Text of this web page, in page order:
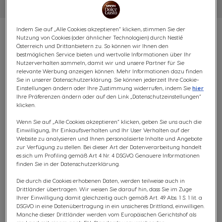
VORTEILSPACK DALLMAYR
PRODOMO - 96 KAPSELN
RAFFINIERT & BLUMIG
(0)
KAPSELN:x96
Kapsel-Symbol
Beginne deinen Tag mit dem einzigartigen Geschmack
unseres Dallmayr Prodomo. Lass dich vom vollmundigen,
leicht blumigen Aroma der feinen Arabica-Bohnen aus
dem Hochland begeistern.
Indem Sie auf „Alle Cookies akzeptieren“ klicken, stimmen Sie der
Nutzung von Cookies (oder ähnlicher Technologien) durch Nestlé
Österreich und Drittanbietern zu. So können wir Ihnen den
bestmöglichen Service bieten und wertvolle Informationen über Ihr
Nutzerverhalten sammeln, damit wir und unsere Partner für Sie
relevante Werbung anzeigen können. Mehr Informationen dazu finden
Sie in unserer Datenschutzerklärung. Sie können jederzeit Ihre Cookie-
Einstellungen ändern oder Ihre Zustimmung widerrufen, indem Siehier
Ihre Präferenzen ändern oder auf den Link „Datenschutzeinstellungen“
klicken.
Wenn Sie auf „Alle Cookies akzeptieren“ klicken, geben Sie uns auch die
Einwilligung, Ihr Einkaufsverhalten und Ihr User Verhalten auf der
Website zu analysieren und Ihnen personalisierte Inhalte und Angebote
zur Verfügung zu stellen. Bei dieser Art der Datenverarbeitung handelt
es sich um Profiling gemäß Art 4 Nr. 4 DSGVO. Genauere Informationen
finden Sie in der Datenschutzerklärung.
Die durch die Cookies erhobenen Daten, werden teilweise auch in
Drittländer übertragen. Wir weisen Sie darauf hin, dass Sie im Zuge
Ihrer Einwilligung damit gleichzeitig auch gemäß Art. 49 Abs. 1 S. 1 lit. a
DSGVO in eine Datenübertragung in ein unsicheres Drittland, einwilligen.
Manche dieser Drittländer werden vom Europäischen Gerichtshof als